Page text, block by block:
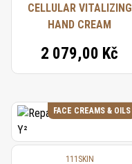
CELLULAR VITALIZING
HAND CREAM
2 079,00 Kč
FACE CREAMS & OILS
111SKIN